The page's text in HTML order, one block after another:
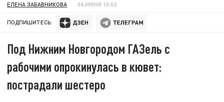
ЕЛЕНА ЗАБАВНИКОВА 06 ИЮНЯ 10:02
ПОДПИШИТЕСЬ:
Под Нижним Новгородом ГАЗель с
рабочими опрокинулась в кювет:
пострадали шестеро